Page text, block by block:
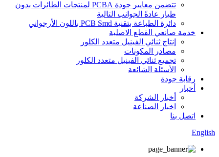
تتضمن معايير جودة PCBA لمنتجات الطائرات بدون
طيار عادةً الجوانب التالية
دائرة الطباعة بتقنية PCB Smd باللون الأرجواني
خدمة صانعي القطع الاصلية
إنتاج ثنائي الفينيل متعدد الكلور
مصادر المكونات
تجميع ثنائي الفينيل متعدد الكلور
الأسئلة الشائعة
رقابة جودة
أخبار
أخبار الشركة
اخبار الصناعة
اتصل بنا
English